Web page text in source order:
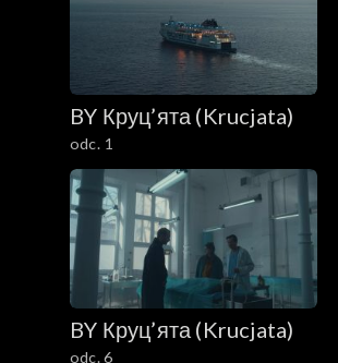
BY Круц’ята (Krucjata)
odc. 1
BY Круц’ята (Krucjata)
odc. 6